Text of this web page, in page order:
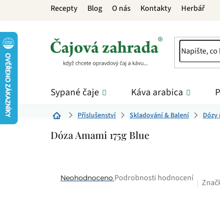
Recepty Blog O nás Kontakty Herbář
Sypané čaje Káva arabica
Domů Příslušenství Skladování & Balení Dózy
Dóza Amami 175g Blue
Průměrné
Neohodnoceno Podrobnosti hodnocení